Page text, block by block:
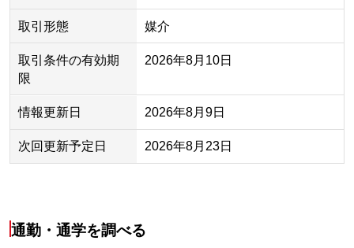
取引形態 媒介
取引条件の有効期
限
2026年8月10日
情報更新日 2026年8月9日
次回更新予定日 2026年8月23日
通勤・通学を調べる